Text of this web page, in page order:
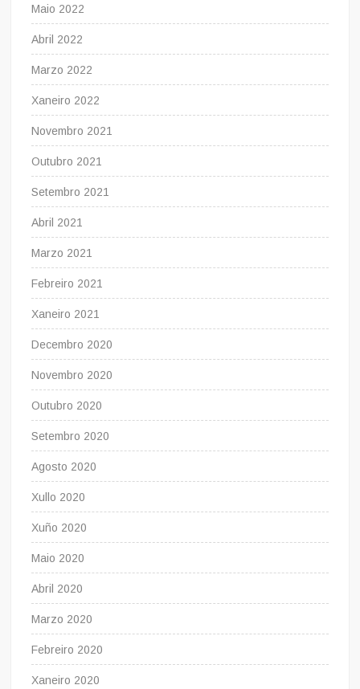
Maio 2022
Abril 2022
Marzo 2022
Xaneiro 2022
Novembro 2021
Outubro 2021
Setembro 2021
Abril 2021
Marzo 2021
Febreiro 2021
Xaneiro 2021
Decembro 2020
Novembro 2020
Outubro 2020
Setembro 2020
Agosto 2020
Xullo 2020
Xuño 2020
Maio 2020
Abril 2020
Marzo 2020
Febreiro 2020
Xaneiro 2020